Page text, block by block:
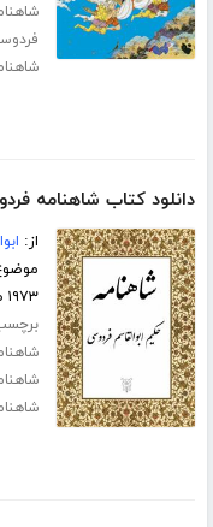
دانلود کتاب شاهنامه
از:
۱۹۷۳ صفحه